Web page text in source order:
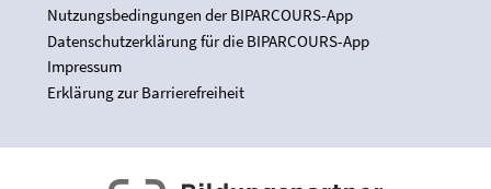
Nutzungsbedingungen der BIPARCOURS-App
Datenschutzerklärung für die BIPARCOURS-App
Impressum
Erklärung zur Barrierefreiheit